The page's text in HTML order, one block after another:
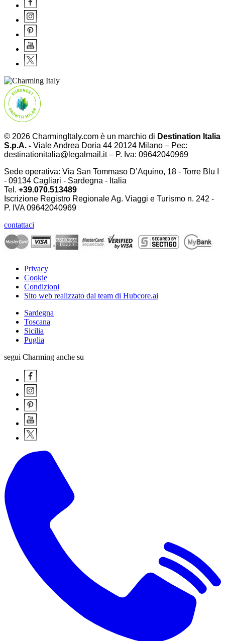
© 2026 CharmingItaly.com è un marchio di Destination Italia
S.p.A. - Viale Andrea Doria 44 20124 Milano – Pec:
destinationitalia@legalmail.it – P. Iva: 09642040969
Sede operativa: Via San Tommaso D’Aquino, 18 - Torre Blu I
- 09134 Cagliari - Sardegna - Italia
Tel. +39.070.513489
Iscrizione Registro Regionale Ag. Viaggi e Turismo n. 242 -
P. IVA09642040969
contattaci
Privacy
Cookie
Condizioni
Sito web realizzato dal team di Hubcore.ai
Sardegna
Toscana
Sicilia
Puglia
segui Charming anche su